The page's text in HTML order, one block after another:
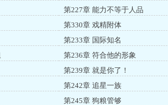
第227章 能力不等于人品
第330章 戏精附体
第233章 国际知名
第236章 符合他的形象
第239章 就是你了！
第242章 追星一族
第245章 狗粮管够